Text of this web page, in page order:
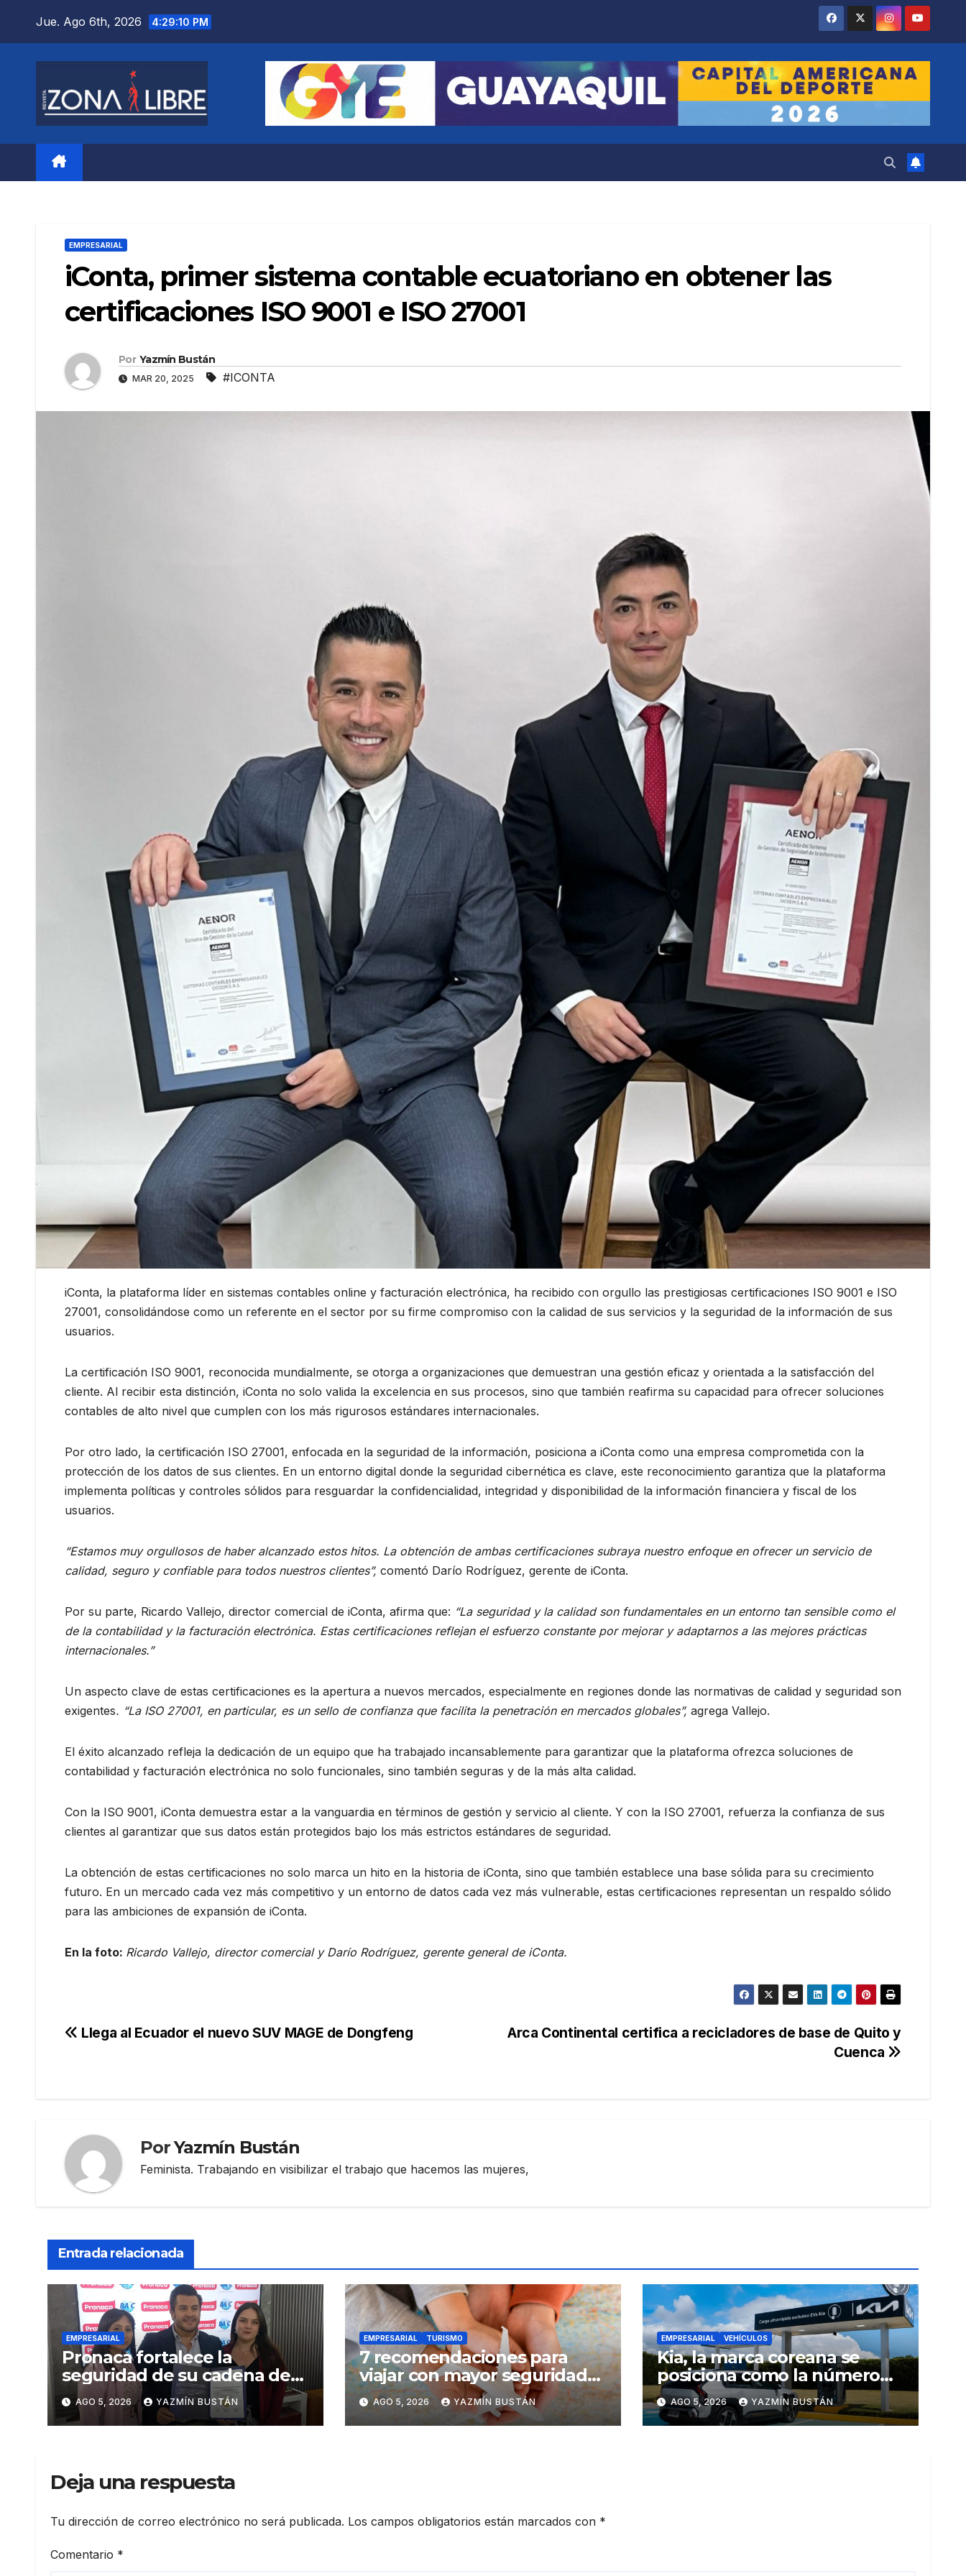
Jue. Ago 6th, 2026 4:29:12 PM
EMPRESARIAL
iConta, primer sistema contable ecuatoriano en obtener las
certificaciones ISO 9001 e ISO 27001
Por Yazmín Bustán
MAR 20, 2025 #ICONTA
iConta, la plataforma líder en sistemas contables online y facturación electrónica, ha recibido con orgullo las prestigiosas certificaciones ISO 9001 e ISO
27001, consolidándose como un referente en el sector por su firme compromiso con la calidad de sus servicios y la seguridad de la información de sus
usuarios.
La certificación ISO 9001, reconocida mundialmente, se otorga a organizaciones que demuestran una gestión eficaz y orientada a la satisfacción del
cliente. Al recibir esta distinción, iConta no solo valida la excelencia en sus procesos, sino que también reafirma su capacidad para ofrecer soluciones
contables de alto nivel que cumplen con los más rigurosos estándares internacionales.
Por otro lado, la certificación ISO 27001, enfocada en la seguridad de la información, posiciona a iConta como una empresa comprometida con la
protección de los datos de sus clientes. En un entorno digital donde la seguridad cibernética es clave, este reconocimiento garantiza que la plataforma
implementa políticas y controles sólidos para resguardar la confidencialidad, integridad y disponibilidad de la información financiera y fiscal de los
usuarios.
“Estamos muy orgullosos de haber alcanzado estos hitos. La obtención de ambas certificaciones subraya nuestro enfoque en ofrecer un servicio de
calidad, seguro y confiable para todos nuestros clientes”, comentó Darío Rodríguez, gerente de iConta.
Por su parte, Ricardo Vallejo, director comercial de iConta, afirma que: “La seguridad y la calidad son fundamentales en un entorno tan sensible como el
de la contabilidad y la facturación electrónica. Estas certificaciones reflejan el esfuerzo constante por mejorar y adaptarnos a las mejores prácticas
internacionales.”
Un aspecto clave de estas certificaciones es la apertura a nuevos mercados, especialmente en regiones donde las normativas de calidad y seguridad son
exigentes. “La ISO 27001, en particular, es un sello de confianza que facilita la penetración en mercados globales”, agrega Vallejo.
El éxito alcanzado refleja la dedicación de un equipo que ha trabajado incansablemente para garantizar que la plataforma ofrezca soluciones de
contabilidad y facturación electrónica no solo funcionales, sino también seguras y de la más alta calidad.
Con la ISO 9001, iConta demuestra estar a la vanguardia en términos de gestión y servicio al cliente. Y con la ISO 27001, refuerza la confianza de sus
clientes al garantizar que sus datos están protegidos bajo los más estrictos estándares de seguridad.
La obtención de estas certificaciones no solo marca un hito en la historia de iConta, sino que también establece una base sólida para su crecimiento
futuro. En un mercado cada vez más competitivo y un entorno de datos cada vez más vulnerable, estas certificaciones representan un respaldo sólido
para las ambiciones de expansión de iConta.
En la foto: Ricardo Vallejo, director comercial y Darío Rodríguez, gerente general de iConta.
Navegación
Arca Continental certifica a recicladores de base de Quito y
Cuenca
Llega al Ecuador el nuevo SUV MAGE de Dongfeng
PorYazmín Bustán
Feminista. Trabajando en visibilizar el trabajo que hacemos las mujeres,
Entrada relacionada
EMPRESARIAL
Pronaca fortalece la
seguridad de su cadena de
suministro con certificación
BASC en dos plantas
AGO 5, 2026 YAZMÍN BUSTÁN
EMPRESARIAL TURISMO
7 recomendaciones para
viajar con mayor seguridad
dentro y fuera del Ecuador
AGO 5, 2026 YAZMÍN BUSTÁN
EMPRESARIAL VEHÍCULOS
Kia, la marca coreana se
posiciona como la número
uno en ventas de vehículos
eléctricos en Ecuador
durante julio
AGO 5, 2026 YAZMÍN BUSTÁN
Deja una respuesta
Tu dirección de correo electrónico no será publicada. Los campos obligatorios están marcados con *
Comentario *